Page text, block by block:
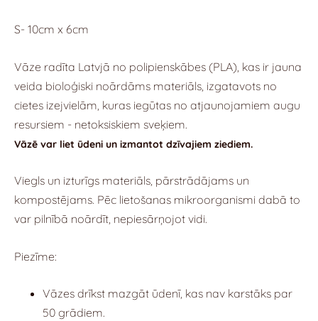
S- 10cm x 6cm
Vāze radīta Latvjā no polipienskābes (PLA), kas ir jauna
veida bioloģiski noārdāms materiāls, izgatavots no
cietes izejvielām, kuras iegūtas no atjaunojamiem augu
resursiem - netoksiskiem sveķiem.
Vāzē var liet ūdeni un izmantot dzīvajiem ziediem.
Viegls un izturīgs materiāls, pārstrādājams un
kompostējams. Pēc lietošanas mikroorganismi dabā to
var pilnībā noārdīt, nepiesārņojot vidi.
Piezīme:
Vāzes drīkst mazgāt ūdenī, kas nav karstāks par
50 grādiem.